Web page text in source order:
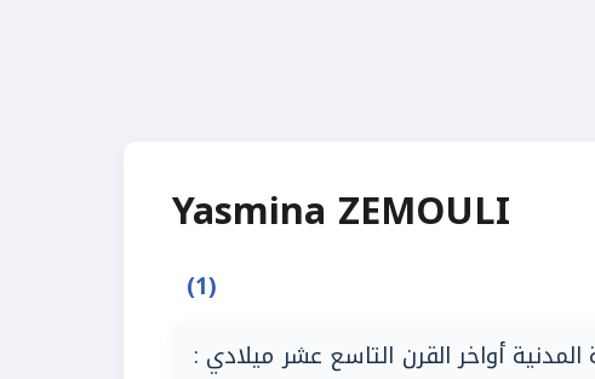
Yasmina ZEMOULI
(1)
المدنية أواخر القرن التاسع عشر ميلادي :